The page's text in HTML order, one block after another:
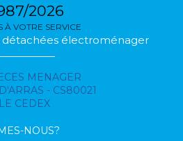
2026
À VOTRE SERVICE
détachées électroménager
MENAGER
- CS80021
CEDEX
NOUS?